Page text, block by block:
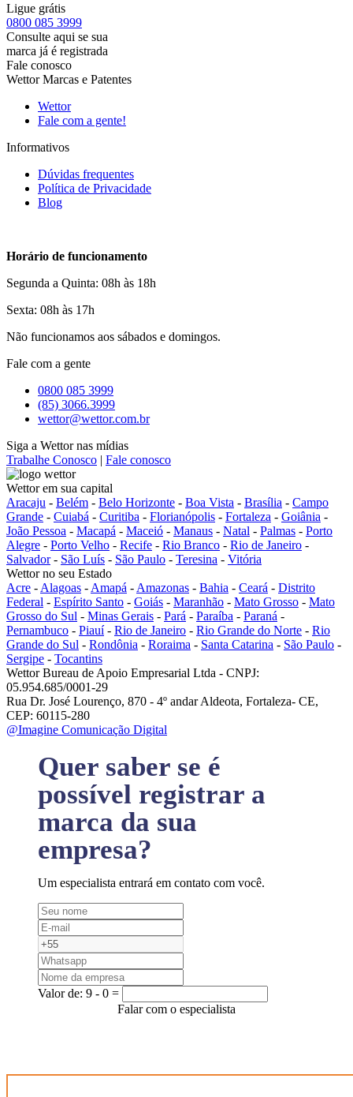
Ligue grátis
0800 085 3999
Consulte aqui se sua
marca já é registrada
Fale conosco
Wettor Marcas e Patentes
Wettor
Fale com a gente!
Informativos
Dúvidas frequentes
Política de Privacidade
Blog
Horário de funcionamento
Segunda a Quinta: 08h às 18h
Sexta: 08h às 17h
Não funcionamos aos sábados e domingos.
Fale com a gente
0800 085 3999
(85) 3066.3999
wettor@wettor.com.br
Siga a Wettor nas mídias
Trabalhe Conosco | Fale conosco
Wettor em sua capital
Aracaju - Belém - Belo Horizonte - Boa Vista - Brasília - Campo
Grande - Cuiabá - Curitiba - Florianópolis - Fortaleza - Goiânia -
João Pessoa - Macapá - Maceió - Manaus - Natal - Palmas - Porto
Alegre - Porto Velho - Recife - Rio Branco - Rio de Janeiro -
Salvador- São Luís - São Paulo - Teresina - Vitória
Wettor no seu Estado
Acre - Alagoas - Amapá - Amazonas - Bahia - Ceará - Distrito
Federal - Espírito Santo - Goiás - Maranhão - Mato Grosso - Mato
Grosso do Sul - Minas Gerais - Pará - Paraíba - Paraná -
Pernambuco - Piauí- Rio de Janeiro - Rio Grande do Norte - Rio
Grande do Sul - Rondônia - Roraima - Santa Catarina - São Paulo -
Sergipe - Tocantins
Wettor Bureau de Apoio Empresarial Ltda - CNPJ:
05.954.685/0001-29
Rua Dr. José Lourenço, 870 - 4º andar Aldeota, Fortaleza- CE,
CEP: 60115-280
@Imagine Comunicação Digital
Quer saber se é
possível registrar a
marca da sua
empresa?
Um especialista entrará em contato com você.
Valor de: 9 - 0 =
Falar com o especialista